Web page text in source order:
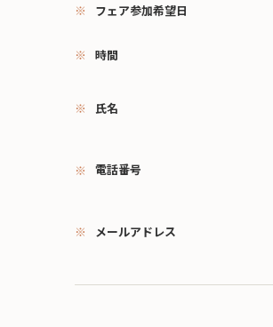
フェア参加希望日
時間
氏名
電話番号
メールアドレス